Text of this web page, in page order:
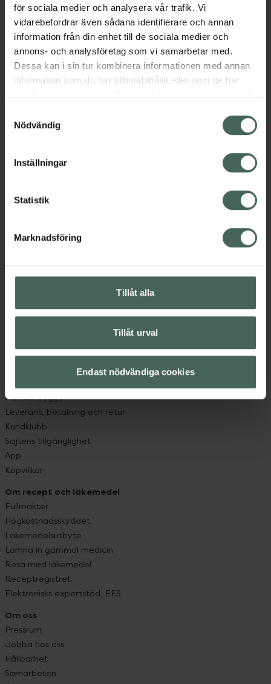
för sociala medier och analysera vår trafik. Vi
vidarebefordrar även sådana identifierare och annan
information från din enhet till de sociala medier och
annons- och analysföretag som vi samarbetar med.
Dessa kan i sin tur kombinera informationen med annan
information som du har tillhandahållit eller som de har
samlat in när du har använt deras tjänster. Samtycke till
återkalla ditt samtycke via webbplatsens
cookieinställningar. Ett återkallat samtycke påverkar inte
lagligheten av behandling som skett innan återkallelsen.
Nödvändig
Inställningar
Statistik
Marknadsföring
Tillåt alla
Tillåt urval
Endast nödvändiga cookies
Aktuella erbjudanden
Beskrivning Dölj
Jämförpris 516,88 kr/st
Kronans Apotek finns här för dig. Du hittar oss från Skåne i
datorn. Oavsett vem du är så är det vårt uppdrag att
hjälpa just dig att må lite bättre. Välkommen att prata
med oss.
Kontakta oss
Handla tryggt
Leverans, betalning och retur
Kundklubb
Sajtens tillgänglighet
App
Köpvillkor
Om recept och läkemedel
Fullmakter
Högkostnadsskyddet
Läkemedelsutbyte
Lämna in gammal medicin
Resa med läkemedel
Receptregistret
Elektroniskt expertstöd, EES
Om oss
Pressrum
Jobba hos oss
Hållbarhet
Samarbeten